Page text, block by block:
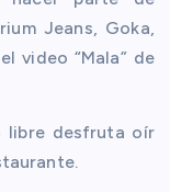
Jeans, Goka,
video “Mala” de
libre desfruta oír